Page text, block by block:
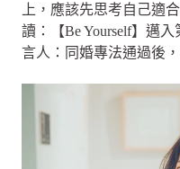
上，應該先思考自己適
讀：【Be Yourself】邁
言人：同婚專法通過後